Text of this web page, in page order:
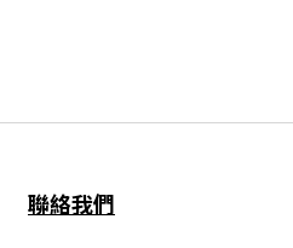
聯絡我們